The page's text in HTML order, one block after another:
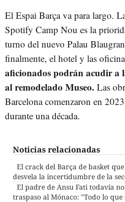
El Espai Barça va para largo.
Spotify Camp Nou es la
turno del nuevo Palau
finalmente, el hotel y las
aficionados podrán acudir a
al remodelado Museo. Las
Barcelona comenzaron en
durante una década.
Noticias relacionadas
El crack del Barça de basket
desvela la incertidumbre de la
El padre de Ansu Fati todavía
traspaso al Mónaco: "Todo lo que